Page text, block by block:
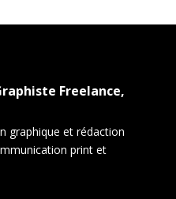
Freelance,
graphique et rédaction
print et